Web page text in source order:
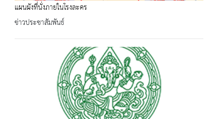
แผนผังที่นั่งภายในโรงละคร
ข่าวประชาสัมพันธ์